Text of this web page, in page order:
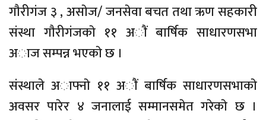
गाैरीगंज ३ , असाेज/ जनसेवा बचत तथा ऋण सहकारी
संस्था गाैरीगंजकाे ११ अाैं बार्षिक साधारणसभा
अाज सम्पन्न भएकाे छ ।
संस्थाले अाफ्नाे ११ अाैं बार्षिक साधारणसभाकाे
अवसर पारेर ४ जनालाई सम्मानसमेत गरेकाे छ ।